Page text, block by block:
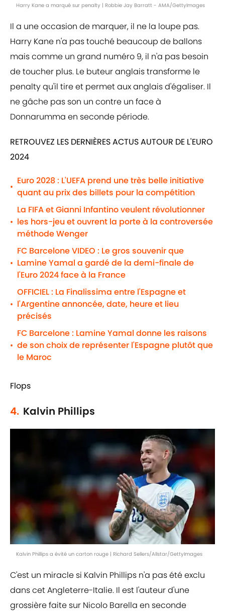
Harry Kane a marqué sur penalty | Robbie Jay Barratt - AMA/GettyImages
Il a une occasion de marquer, il ne la loupe pas.
Harry Kane n'a pas touché beaucoup de ballons
mais comme un grand numéro 9, il n'a pas besoin
de toucher plus. Le buteur anglais transforme le
penalty qu'il tire et permet aux anglais d'égaliser. Il
ne gâche pas son un contre un face à
Donnarumma en seconde période.
RETROUVEZ LES DERNIÈRES ACTUS AUTOUR DE L'EURO
2024
•
Euro 2028 : L'UEFA prend une très belle initiative
quant au prix des billets pour la compétition
•
La FIFA et Gianni Infantino veulent révolutionner
les hors-jeu et ouvrent la porte à la controversée
méthode Wenger
•
FC Barcelone VIDEO : Le gros souvenir que
Lamine Yamal a gardé de la demi-finale de
l'Euro 2024 face à la France
•
OFFICIEL : La Finalissima entre l'Espagne et
l'Argentine annoncée, date, heure et lieu
précisés
•
FC Barcelone : Lamine Yamal donne les raisons
de son choix de représenter l'Espagne plutôt que
le Maroc
Flops
4. Kalvin Phillips
Kalvin Phillips a évité un carton rouge | Richard Sellers/Allstar/GettyImages
C'est un miracle si Kalvin Phillips n'a pas été exclu
dans cet Angleterre-Italie. Il est l'auteur d'une
grossière faite sur Nicolo Barella en seconde